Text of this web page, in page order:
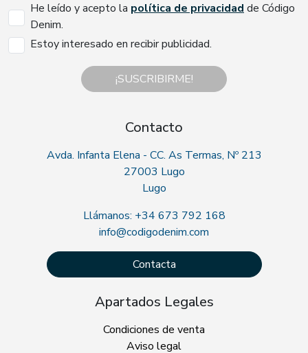
He leído y acepto la política de privacidadde Código
Denim.
Estoy interesado en recibir publicidad.
¡SUSCRIBIRME!
Contacto
Avda. Infanta Elena - CC. As Termas, Nº 213
27003 Lugo
Lugo
Llámanos: +34 673 792 168
info@codigodenim.com
Contacta
Apartados Legales
Condiciones de venta
Aviso legal